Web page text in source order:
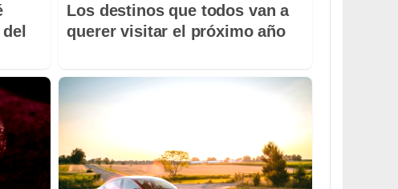
Los destinos que todos van a
querer visitar el próximo año